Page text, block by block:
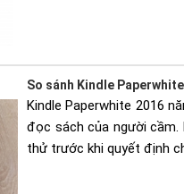
So sánh Kindle
Kindle Paperwhite 2016
đọc sách của người
thử trước khi quyết định